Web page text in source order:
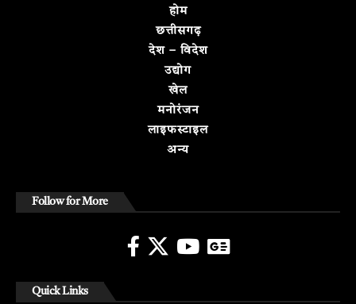
होम
छत्तीसगढ़
देश – विदेश
उद्योग
खेल
मनोरंजन
लाइफस्टाइल
अन्य
Follow for More
Quick Links